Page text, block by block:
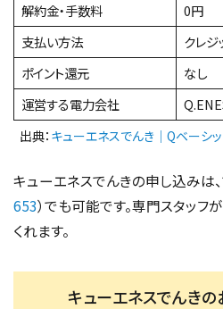
解約金・手数料
0円
支払い方法
クレジ
ポイント還元
なし
運営する電力会社
出典： キューエネスでんき｜Qベーシ
キューエネスでんきの申し込みは
653）でも可能です。専門スタッ
くれます。
キューエネスでんきの